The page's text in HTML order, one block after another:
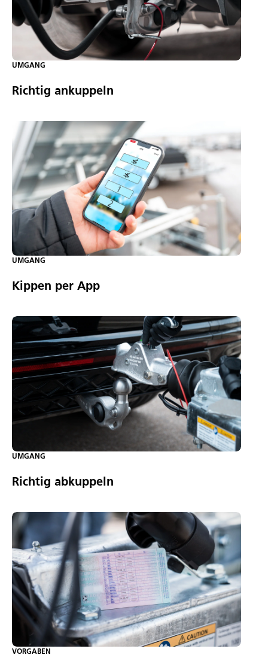
UMGANG
Richtig ankuppeln
UMGANG
Kippen per App
UMGANG
Richtig abkuppeln
VORGABEN